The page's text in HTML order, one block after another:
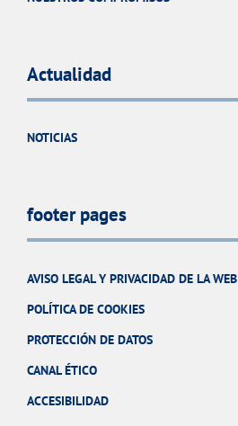
Actualidad
NOTICIAS
footer pages
AVISO LEGAL Y PRIVACIDAD DE LA WEB
POLÍTICA DE COOKIES
PROTECCIÓN DE DATOS
CANAL ÉTICO
ACCESIBILIDAD